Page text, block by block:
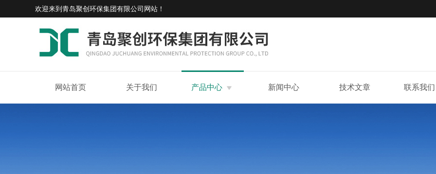
欢迎来到青岛聚创环保集团有限公司网站 ！
网站首页 关于我们 产品中心 新闻中心 技术文章 联系我们